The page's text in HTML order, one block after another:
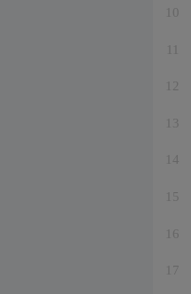
10
12
13
14
15
16
17